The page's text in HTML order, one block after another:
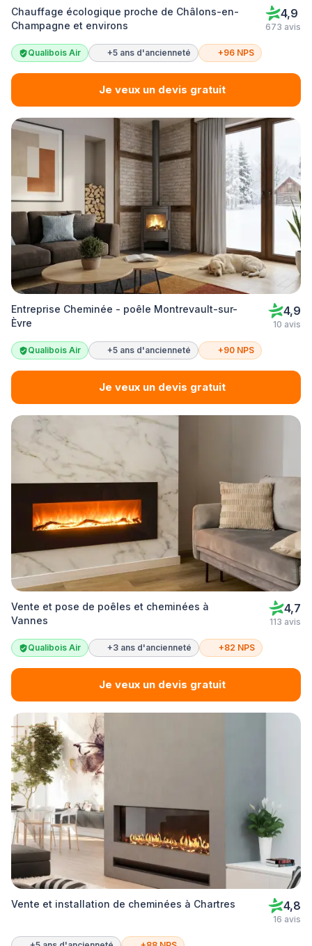
Chauffage écologique proche de Châlons-en-
Champagne et environs
4,9
673 avis
Qualibois Air +5 ans d'ancienneté +96 NPS
Je veux un devis gratuit
Entreprise Cheminée - poêle Montrevault-sur-
Èvre
4,9
10 avis
Qualibois Air +5 ans d'ancienneté +90 NPS
Je veux un devis gratuit
Vente et pose de poêles et cheminées à
Vannes
4,7
113 avis
Qualibois Air +3 ans d'ancienneté +82 NPS
Je veux un devis gratuit
Vente et installation de cheminées à Chartres 4,8
16 avis